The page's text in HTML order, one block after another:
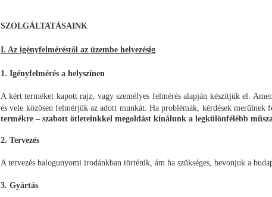
SZOLGÁLTATÁSAINK
I. Az igényfelméréstől az üzembe helyezésig
1. Igényfelmérés a helyszínen
A kért terméket kapott rajz, vagy személyes felmérés alapján készítjük el.
és vele közösen felmérjük az adott munkát. Ha problémák, kérdések
termékre – szabott ötleteinkkel megoldást kínálunk a legkülönfélébb
2. Tervezés
A tervezés balogunyomi irodánkban történik, ám ha szükséges, bevonjuk a
3. Gyártás